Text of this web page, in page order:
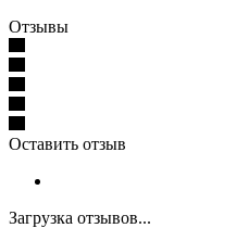
Отзывы
Оставить отзыв
Загрузка отзывов...